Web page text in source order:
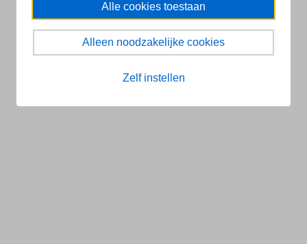
Alle cookies toestaan
Alleen noodzakelijke cookies
Zelf instellen